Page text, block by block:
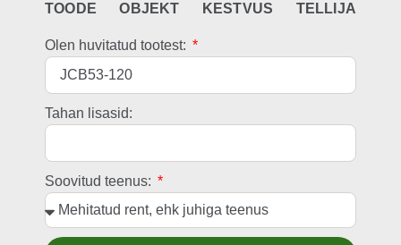
TOODE OBJEKT KESTVUS TELLIJA
Olen huvitatud tootest:
Tahan lisasid:
Soovitud teenus: